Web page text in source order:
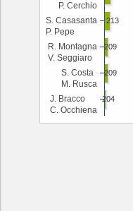
J. Bracco
C. Occhiena
S. Costa
M. Rusca
R. Montagna
V. Seggiaro
S. Casasanta
P. Pepe
P. Cerchio
204
209
209
213